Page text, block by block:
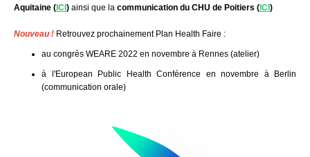
Aquitaine ( ICI ) ainsi que la communication du CHU de Poitiers ( ICI )
Nouveau ! Retrouvez prochainement Plan Health Faire :
au congrès WEARE 2022 en novembre à Rennes (atelier)
à l'European Public Health Conférence en novembre à Berlin
(communication orale)